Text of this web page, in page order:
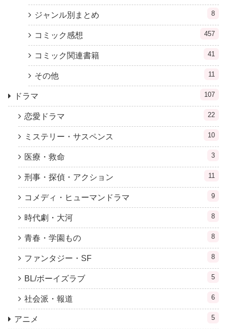
ジャンル別まとめ 8
コミック感想 457
コミック関連書籍 41
その他 11
ドラマ 107
恋愛ドラマ 22
ミステリー・サスペンス 10
医療・救命 3
刑事・探偵・アクション 11
コメディ・ヒューマンドラマ 9
時代劇・大河 8
青春・学園もの 8
ファンタジー・SF 8
BL/ボーイズラブ 5
社会派・報道 6
アニメ 5